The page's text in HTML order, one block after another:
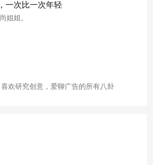
一次比一次年轻
姐姐。
欢研究创意，爱聊广告的所有八卦